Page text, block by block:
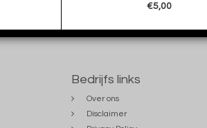
€5,00
Bedrijfs links
Over ons
Disclaimer